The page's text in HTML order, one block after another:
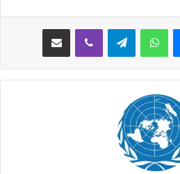
واتساب تيلقرام